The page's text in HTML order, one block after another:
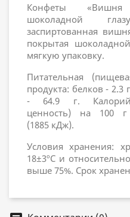
Конфеты «Вишня
шоколадной
заспиртованная
покрытая
мягкую упаковку.
Питательная
продукта: белков - 2.3
- 64.9 г.
ценность) на 100
(1885 кДж).
Условия хранения:
18±3ºC и
выше 75%. Срок